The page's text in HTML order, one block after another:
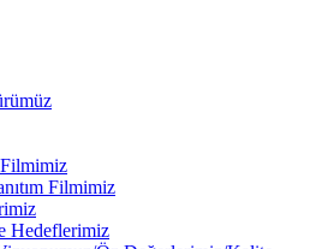
Filmimiz
Filmimiz
Hedeflerimiz